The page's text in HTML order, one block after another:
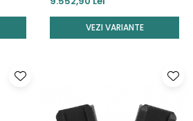
VEZI VARIANTE